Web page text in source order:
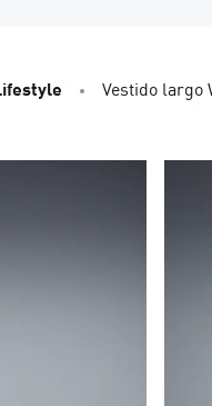
Vestido largo